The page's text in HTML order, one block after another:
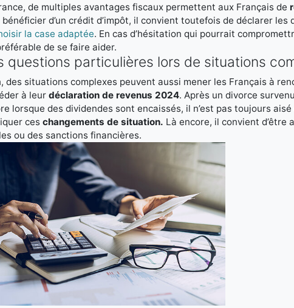
de multiples avantages fiscaux permettent aux Français de
bénéficier d’un crédit d’impôt, il convient toutefois de déclarer
la case adaptée. En cas d’hésitation qui pourrait
de se faire aider.
questions particulières lors de situations
des situations complexes peuvent aussi mener les Français à
à leur déclaration de revenus 2024. Après un divorce
lorsque des dividendes sont encaissés, il n’est pas toujours
ces changements de situation. Là encore, il convient d’être
ou des sanctions financières.